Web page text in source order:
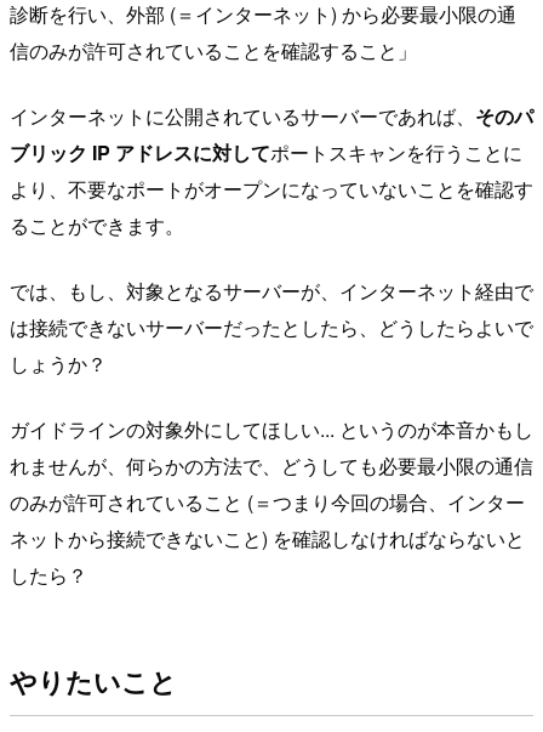
診断を行い、外部 (＝インターネット) から必要最小限の通
信のみが許可されていることを確認すること」
インターネットに公開されているサーバーであれば、 そのパ
ブリック IP アドレスに対してポートスキャンを行うことに
より、不要なポートがオープンになっていないことを確認す
ることができます。
では、もし、対象となるサーバーが、インターネット経由で
は接続できないサーバーだったとしたら、どうしたらよいで
しょうか？
ガイドラインの対象外にしてほしい... というのが本音かもし
れませんが、何らかの方法で、どうしても必要最小限の通信
のみが許可されていること (＝つまり今回の場合、インター
ネットから接続できないこと) を確認しなければならないと
したら？
やりたいこと